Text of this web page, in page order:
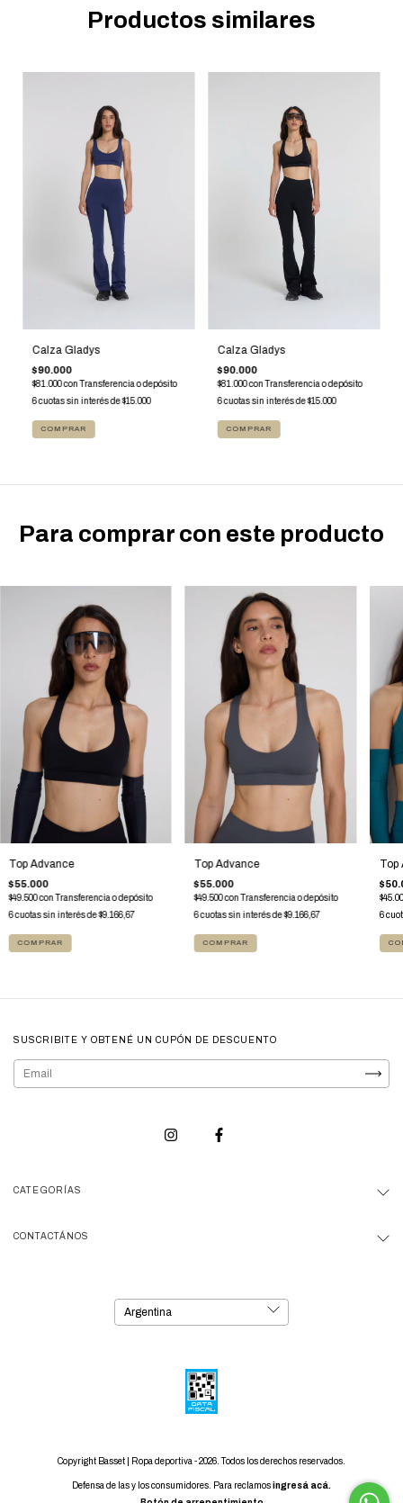
Productos similares
Calza Gladys
$90.000
$81.000con Transferencia o depósito
6cuotas sin interés de$15.000
COMPRAR
Calza Gladys
$90.000
$81.000con Transferencia o depósito
6cuotas sin interés de$15.000
COMPRAR
Para comprar con este producto
Top Advance
$55.000
$49.500con
Transferencia o depósito
6cuotas sin interés de$9.166,67
COMPRAR
Top Advance
$55.000
$49.500con Transferencia o depósito
6cuotas sin interés de$9.166,67
COMPRAR
Top
6
SUSCRIBITE Y OBTENÉ UN CUPÓN DE DESCUENTO
CATEGORÍAS
CONTACTÁNOS
Copyright Basset | Ropa deportiva - 2026. Todos los derechos reservados.
Defensa de las y los consumidores. Para reclamosingresá acá.